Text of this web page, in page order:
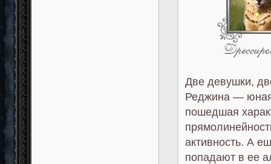
Две девушки,
Реджина — юная
пошедшая
активность. А
попадают в ее